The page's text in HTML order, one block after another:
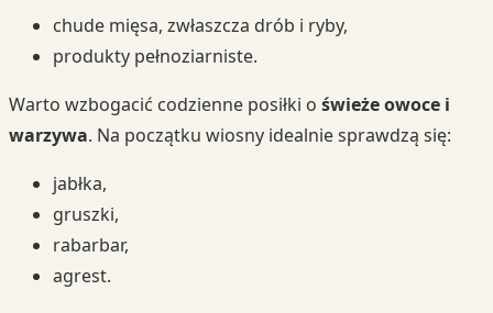
chude mięsa, zwłaszcza drób i ryby,
produkty pełnoziarniste.
Warto wzbogacić codzienne posiłki o świeże owoce i
warzywa. Na początku wiosny idealnie sprawdzą się:
jabłka,
gruszki,
rabarbar,
agrest.